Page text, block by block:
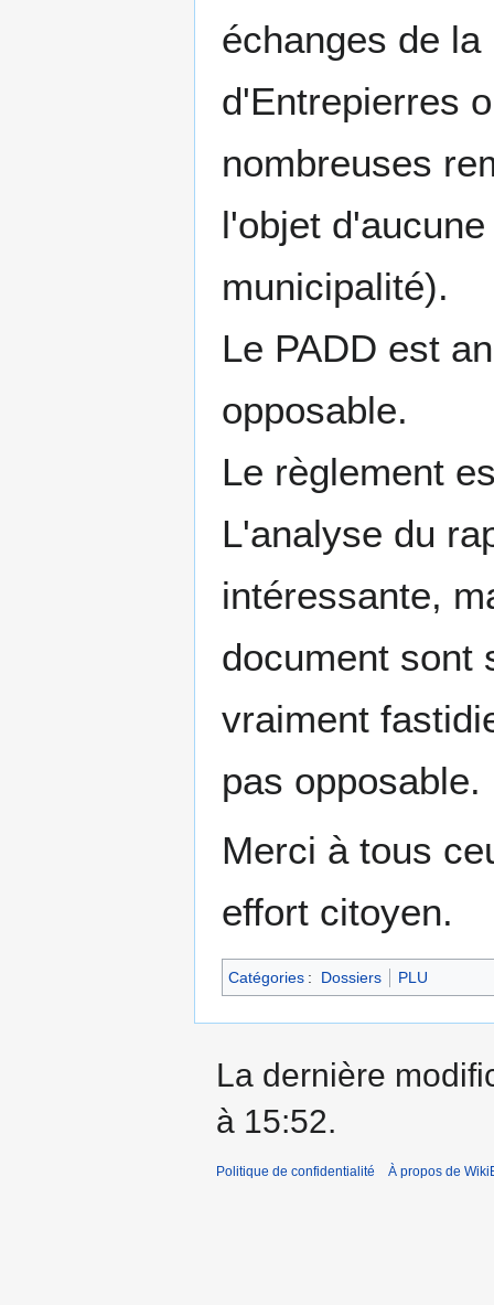
échanges de
d'Entrepierres
nombreuses
l'objet
municipalité).
Le PADD est
opposable.
Le règlement
L'analyse du
intéressante,
document sont
vraiment
pas opposable.
Merci à tous
effort citoyen.
Catégories : Dossiers PLU
La dernière
à 15:52.
Politique de confidentialité À propos de